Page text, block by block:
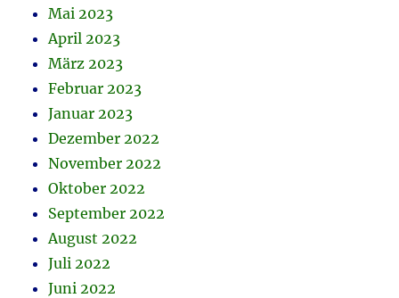
Mai 2023
April 2023
März 2023
Februar 2023
Januar 2023
Dezember 2022
November 2022
Oktober 2022
September 2022
August 2022
Juli 2022
Juni 2022